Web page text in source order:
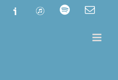
Ivoox ITunes Spotify